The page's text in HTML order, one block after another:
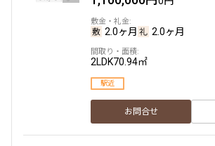
1.0ヶ月 無
2LDK+WIC+SIC
三井の賃貸
お問合せ
2.0ヶ月 2.0ヶ月
2LDK70.94㎡
駅近
お問合せ